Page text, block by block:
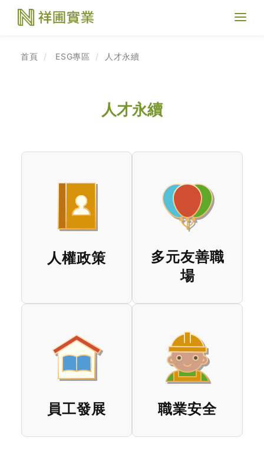
首頁 ESG專區 人才永續
人才永續
人權政策
多元友善職
場
員工發展 職業安全